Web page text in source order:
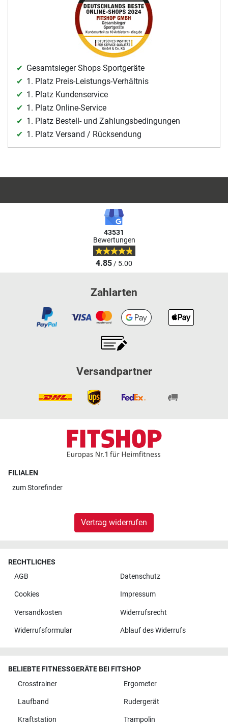
Gesamtsieger Shops Sportgeräte
1. Platz Preis-Leistungs-Verhältnis
1. Platz Kundenservice
1. Platz Online-Service
1. Platz Bestell- und Zahlungsbedingungen
1. Platz Versand / Rücksendung
43531
Bewertungen
4.85/ 5.00
Zahlarten
Versandpartner
FILIALEN
zumStorefinder
Vertrag widerrufen
RECHTLICHES
AGB
Datenschutz
Cookies Impressum
Versandkosten Widerrufsrecht
Widerrufsformular Ablauf des Widerrufs
BELIEBTE FITNESSGERÄTE BEI FITSHOP
Crosstrainer
Ergometer
Laufband Rudergerät
Kraftstation Trampolin